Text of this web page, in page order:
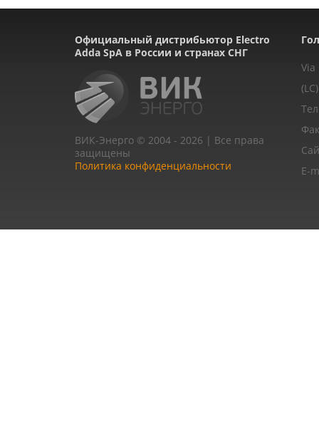
Официальный дистрибьютор Electro
Adda SpA в России и странах СНГ
ВИК-Энерго © 2004 - 2026 | Все права
защищены
Политика конфиденциальности
Via
E-